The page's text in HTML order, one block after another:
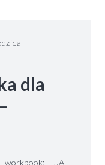
dla
workbook: „JA –